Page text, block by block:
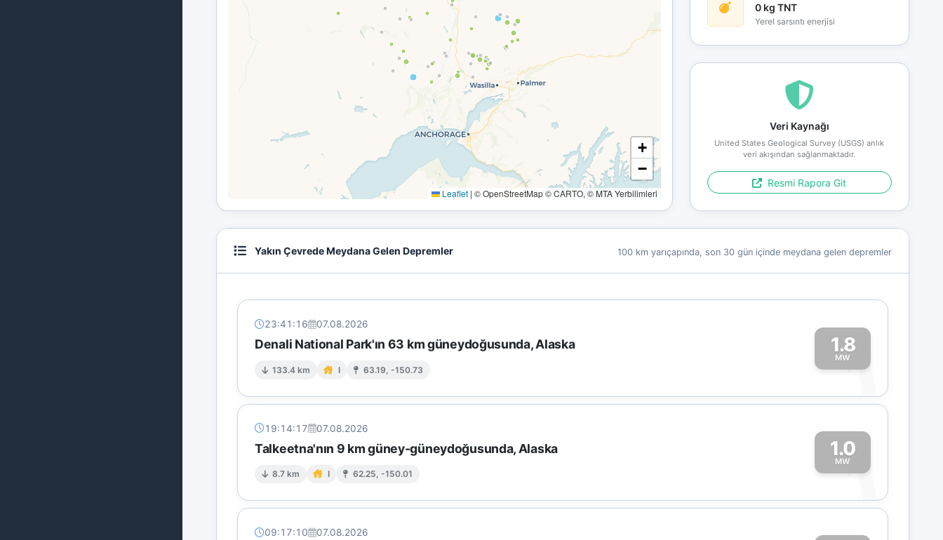
+
−
Leaflet | © OpenStreetMap © CARTO, © MTA Yerbilimleri
0 kg TNT
Yerel sarsıntı enerjisi
Veri Kaynağı
United States Geological Survey (USGS) anlık
veri akışından sağlanmaktadır.
Resmi Rapora Git
Yakın Çevrede Meydana Gelen Depremler 100 km yarıçapında, son 30 gün içinde meydana gelen depremler
23:41:16 07.08.2026
Denali National Park'ın 63 km güneydoğusunda, Alaska
133.4 km I 63.19, -150.73
1.8
MW
1
19:14:17 07.08.2026
Talkeetna'nın 9 km güney-güneydoğusunda, Alaska
8.7 km I 62.25, -150.01
1.0
MW
1
09:17:10 07.08.2026